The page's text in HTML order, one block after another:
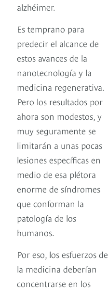
alzhéimer.
Es temprano para
predecir el alcance de
estos avances de la
nanotecnología y la
medicina regenerativa.
Pero los resultados por
ahora son modestos, y
muy seguramente se
limitarán a unas pocas
lesiones específicas en
medio de esa plétora
enorme de síndromes
que conforman la
patología de los
humanos.
Por eso, los esfuerzos de
la medicina deberían
concentrarse en los